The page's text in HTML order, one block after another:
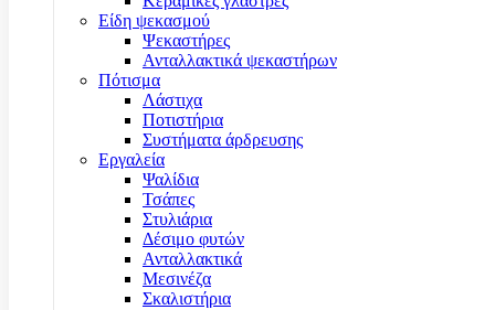
Είδη ψεκασμού
Ψεκαστήρες
Ανταλλακτικά ψεκαστήρων
Πότισμα
Λάστιχα
Ποτιστήρια
Συστήματα άρδρευσης
Εργαλεία
Ψαλίδια
Τσάπες
Στυλιάρια
Δέσιμο φυτών
Ανταλλακτικά
Μεσινέζα
Σκαλιστήρια